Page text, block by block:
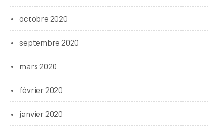
octobre 2020
septembre 2020
mars 2020
février 2020
janvier 2020